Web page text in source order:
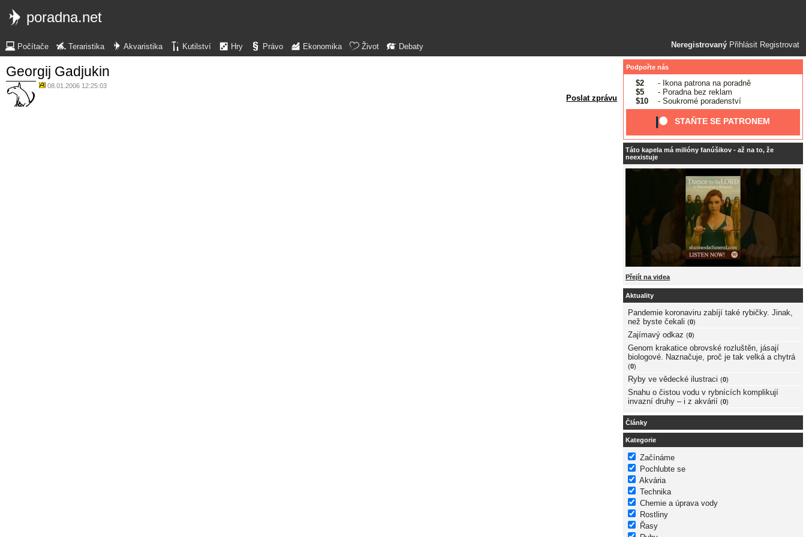
poradna.net
Neregistrovaný Přihlásit Registrovat
Počítače Teraristika Akvaristika Kutilství Hry Právo Ekonomika Život Debaty
Georgij Gadjukin
08.01.2006 12:25:03
Poslat zprávu
Podpořte nás
$2
- Ikona patrona na poradně
$5
- Poradna bez reklam
$10
- Soukromé poradenství
STAŇTE SE PATRONEM
Táto kapela má milióny fanúšikov - až na to, že
neexistuje
Přejít na videa
Aktuality
Pandemie koronaviru zabíjí také rybičky. Jinak,
než byste čekali (0)
Zajímavý odkaz (0)
Genom krakatice obrovské rozluštěn, jásají
biologové. Naznačuje, proč je tak velká a chytrá
(0)
Ryby ve vědecké ilustraci (0)
Snahu o čistou vodu v rybnících komplikují
invazní druhy – i z akvárií (0)
Články
Kategorie
Začínáme
Pochlubte se
Akvária
Technika
Chemie a úprava vody
Rostliny
Řasy